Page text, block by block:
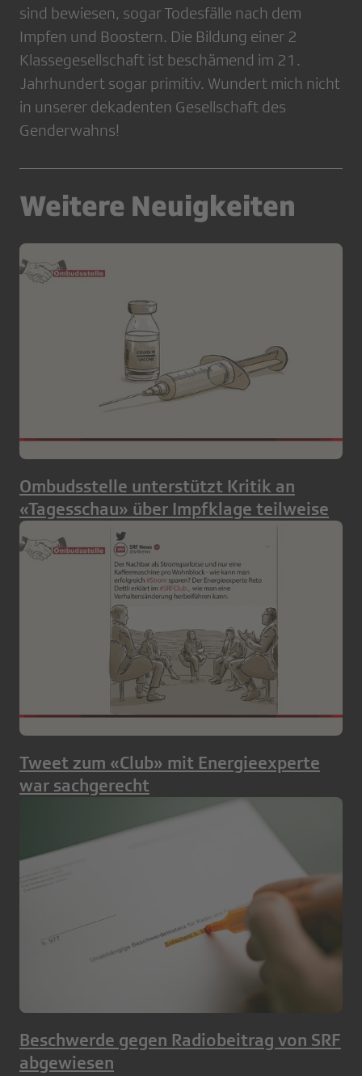
sind bewiesen, sogar Todesfälle nach dem
Impfen und Boostern. Die Bildung einer 2
Klassegesellschaft ist beschämend im 21.
Jahrhundert sogar primitiv. Wundert mich nicht
in unserer dekadenten Gesellschaft des
Genderwahns!
Weitere Neuigkeiten
Ombudsstelle unterstützt Kritik an
«Tagesschau» über Impfklage teilweise
Tweet zum «Club» mit Energieexperte
war sachgerecht
Beschwerde gegen Radiobeitrag von SRF
abgewiesen